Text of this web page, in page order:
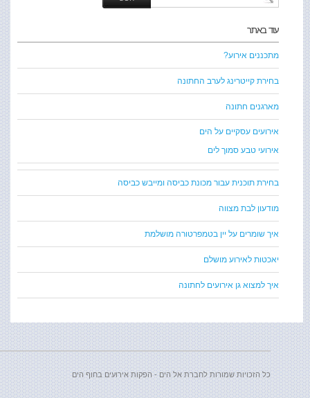
עוד באתר
מתכננים אירוע?
בחירת קייטרינג לערב החתונה
מארגנים חתונה
אירועים עסקיים על הים
אירועי טבע סמוך לים
בחירת תוכנית עבור מכונת כביסה ומייבש כביסה
מודעון לבת מצווה
איך שומרים על יין בטמפרטורה מושלמת
יאכטות לאירוע מושלם
איך למצוא גן אירועים לחתונה
כל הזכויות שמורות לחברת אל הים - הפקות אירועים בחוף הים